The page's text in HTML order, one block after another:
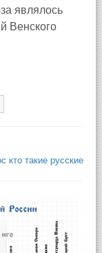
являлось
Венского
кто такие русские